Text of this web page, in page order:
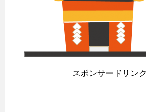
スポンサードリンク